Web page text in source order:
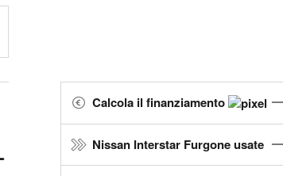
Calcola il finanziamento
Nissan Interstar Furgone usate